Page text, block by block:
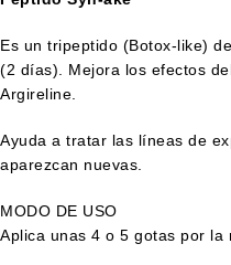
Es un tripeptido (Botox-like)
(2 días). Mejora los efectos
Argireline.
Ayuda a tratar las líneas de
aparezcan nuevas.
MODO DE USO
Aplica unas 4 o 5 gotas por